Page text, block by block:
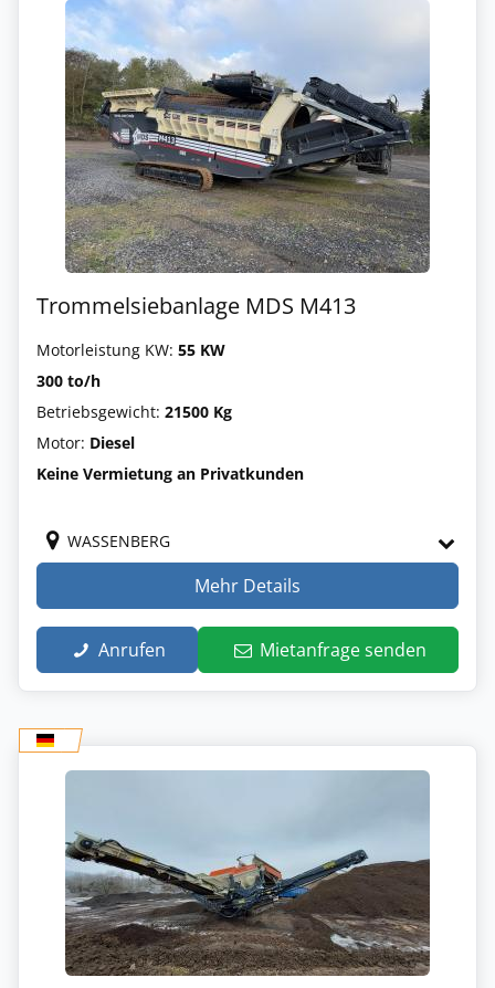
Trommelsiebanlage MDS M413
Motorleistung KW: 55 KW
300 to/h
Betriebsgewicht: 21500 Kg
Motor: Diesel
Keine Vermietung an Privatkunden
WASSENBERG
Mehr Details
Anrufen Mietanfrage senden